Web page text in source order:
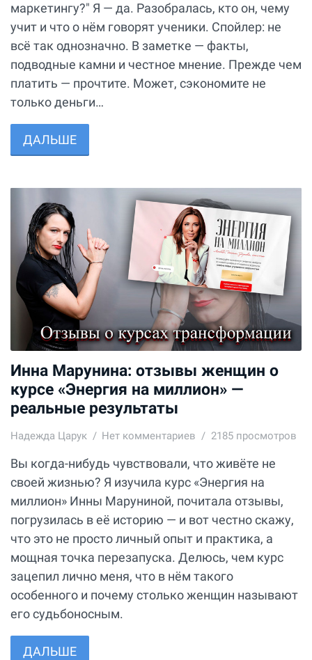
маркетингу?" Я — да. Разобралась, кто он, чему
учит и что о нём говорят ученики. Спойлер: не
всё так однозначно. В заметке — факты,
подводные камни и честное мнение. Прежде чем
платить — прочтите. Может, сэкономите не
только деньги…
ДАЛЬШЕ
Инна Марунина: отзывы женщин о
курсе «Энергия на миллион» —
реальные результаты
Надежда Царук Нет комментариев 2185 просмотров
Вы когда-нибудь чувствовали, что живёте не
своей жизнью? Я изучила курс «Энергия на
миллион» Инны Маруниной, почитала отзывы,
погрузилась в её историю — и вот честно скажу,
что это не просто личный опыт и практика, а
мощная точка перезапуска. Делюсь, чем курс
зацепил лично меня, что в нём такого
особенного и почему столько женщин называют
его судьбоносным.
ДАЛЬШЕ